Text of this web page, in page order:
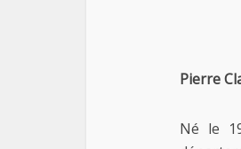
Pierre
Né le